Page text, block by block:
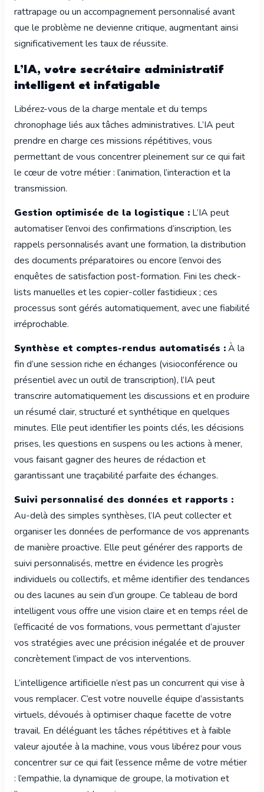
rattrapage ou un accompagnement personnalisé avant
que le problème ne devienne critique, augmentant ainsi
significativement les taux de réussite.
L’IA, votre secrétaire administratif
intelligent et infatigable
Libérez-vous de la charge mentale et du temps
chronophage liés aux tâches administratives. L’IA peut
prendre en charge ces missions répétitives, vous
permettant de vous concentrer pleinement sur ce qui fait
le cœur de votre métier : l’animation, l’interaction et la
transmission.
Gestion optimisée de la logistique : L’IA peut
automatiser l’envoi des confirmations d’inscription, les
rappels personnalisés avant une formation, la distribution
des documents préparatoires ou encore l’envoi des
enquêtes de satisfaction post-formation. Fini les check-
lists manuelles et les copier-coller fastidieux ; ces
processus sont gérés automatiquement, avec une fiabilité
irréprochable.
Synthèse et comptes-rendus automatisés :À la
fin d’une session riche en échanges (visioconférence ou
présentiel avec un outil de transcription), l’IA peut
transcrire automatiquement les discussions et en produire
un résumé clair, structuré et synthétique en quelques
minutes. Elle peut identifier les points clés, les décisions
prises, les questions en suspens ou les actions à mener,
vous faisant gagner des heures de rédaction et
garantissant une traçabilité parfaite des échanges.
Suivi personnalisé des données et rapports :
Au-delà des simples synthèses, l’IA peut collecter et
organiser les données de performance de vos apprenants
de manière proactive. Elle peut générer des rapports de
suivi personnalisés, mettre en évidence les progrès
individuels ou collectifs, et même identifier des tendances
ou des lacunes au sein d’un groupe. Ce tableau de bord
intelligent vous offre une vision claire et en temps réel de
l’efficacité de vos formations, vous permettant d’ajuster
vos stratégies avec une précision inégalée et de prouver
concrètement l’impact de vos interventions.
L’intelligence artificielle n’est pas un concurrent qui vise à
vous remplacer. C’est votre nouvelle équipe d’assistants
virtuels, dévoués à optimiser chaque facette de votre
travail. En déléguant les tâches répétitives et à faible
valeur ajoutée à la machine, vous vous libérez pour vous
concentrer sur ce qui fait l’essence même de votre métier
: l’empathie, la dynamique de groupe, la motivation et